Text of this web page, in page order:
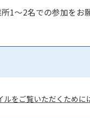
～2名での参加をお願
ルをご覧いただくために